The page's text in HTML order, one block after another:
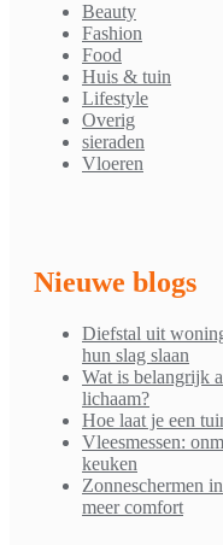
Beauty
Fashion
Food
Huis & tuin
Lifestyle
Overig
sieraden
Vloeren
Nieuwe blogs
Diefstal uit
hun slag slaan
Wat is belangrijk
lichaam?
Hoe laat je een
Vleesmessen:
keuken
Zonneschermen
meer comfort